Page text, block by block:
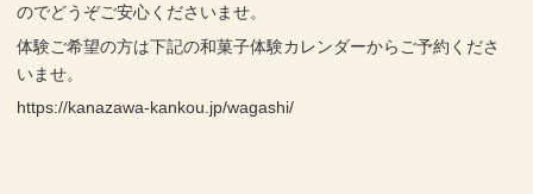
のでどうぞご安心くださいませ。
体験ご希望の方は下記の和菓子体験カレンダーからご予約くださ
いませ。
https://kanazawa-kankou.jp/wagashi/